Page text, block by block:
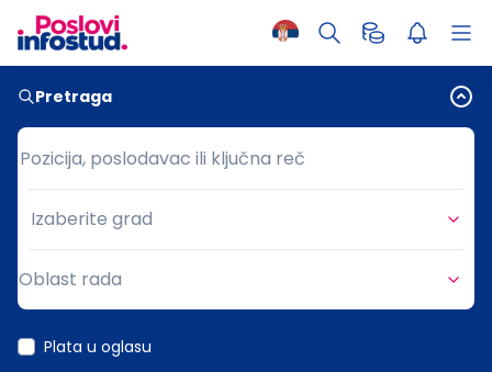
Pretraga
Pozicija, poslodavac ili ključna reč
Pozicija, poslodavac ili ključna reč
Grad
Izaberite grad
Oblast rada
Plata u oglasu